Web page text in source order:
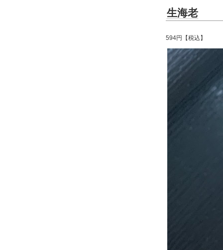
生海老
594円【税込】